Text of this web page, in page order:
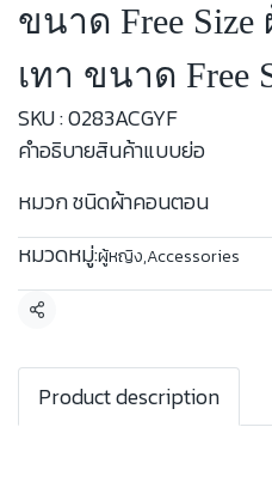
ขนาด Free
เทา ขนาด Free
SKU : 0283ACGYF
คำอธิบายสินค้าแบบย่อ
หมวก ชนิดผ้าคอนตอน
หมวดหมู่:ผู้หญิง,Accessories
แชร์
Product description